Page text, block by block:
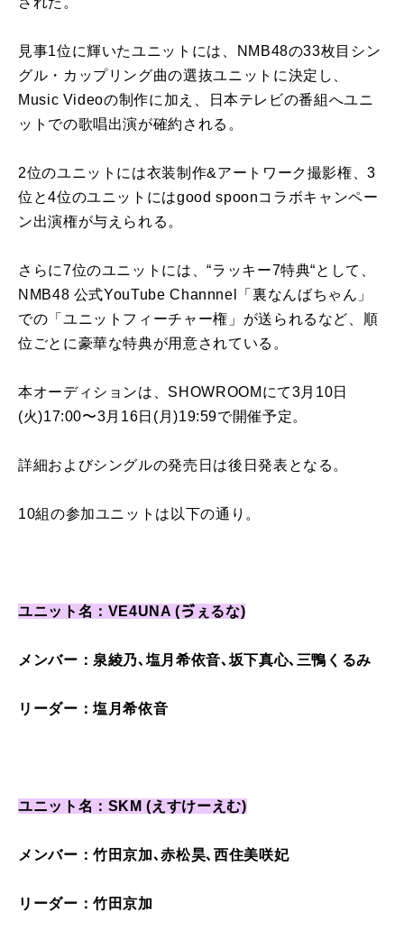
見事1位に輝いたユニットには、 NMB48の33枚目シン
グル・カップリング曲の選抜ユニットに決定し、
Music Videoの制作に加え、日本テレビの番組へユニ
ットでの歌唱出演が確約される。
2位のユニットには衣装制作&アートワーク撮影権、3
位と4位のユニットにはgood spoonコラボキャンペー
ン出演権が与えられる。
さらに7位のユニットには、“ラッキー7特典“として、
NMB48 公式YouTube Channnel
「裏なんばちゃん」
での「ユニットフィーチャー権」が送られるなど、順
位ごとに豪華な特典が用意されている。
本オーディションは、 SHOWROOM にて3月 10日
(火)17:00〜3月 16日 ( 月)19:59で開催予定。
詳細およびシングルの発売日は後日発表となる。
10組の参加ユニットは以下の通り。
ユニット名：VE4UNA (ゔぇるな)
メンバー：泉綾乃､塩月希依音､坂下真心､三鴨くるみ
リーダー：塩月希依音
ユニット名：SKM (えすけーえむ)
メンバー：竹田京加､赤松昊､西住美咲妃
リーダー：竹田京加